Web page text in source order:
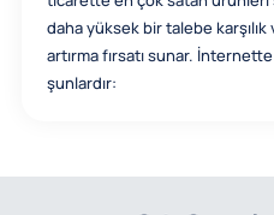
daha yüksek bir talebe karşılık
artırma fırsatı sunar.
şunlardır: